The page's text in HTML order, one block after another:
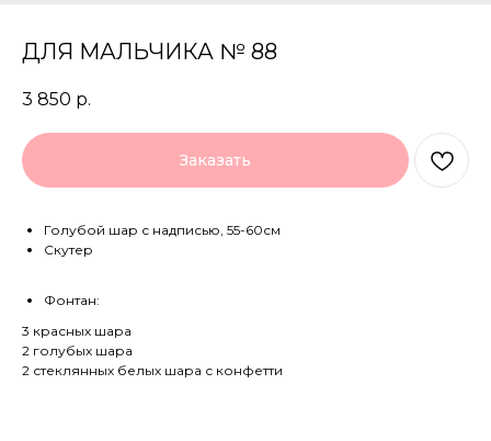
ДЛЯ МАЛЬЧИКА № 88
3 850 р.
Заказать
Голубой шар с надписью, 55-60см
Скутер
Фонтан:
3 красных шара
2 голубых шара
2 стеклянных белых шара с конфетти